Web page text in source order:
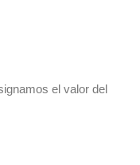
el valor del